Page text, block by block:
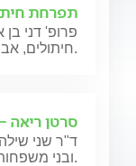
תפרחת
פרופ' דני
חיתולים, אבחון וטיפול.
סרטן ריאה
ד"ר שני
ובני משפחותיהם.